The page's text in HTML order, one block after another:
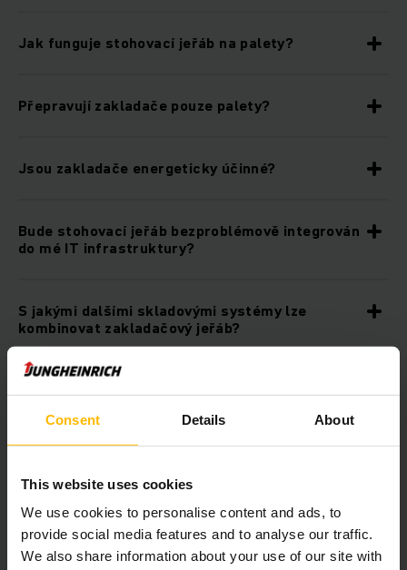
Consent Details About
This website uses cookies
We use cookies to personalise content and ads, to
provide social media features and to analyse our traffic.
We also share information about your use of our site with
Jak funguje stohovací jeřáb na palety?
Přepravují zakladače pouze palety?
Jsou zakladače energeticky účinné?
Bude stohovací jeřáb bezproblémově integrován
do mé IT infrastruktury?
S jakými dalšími skladovými systémy lze
kombinovat zakladačový jeřáb?
Pro jaká průmyslová odvětví je vhodný
Ke stažení na
Automation- Tailored solutions
from a single source